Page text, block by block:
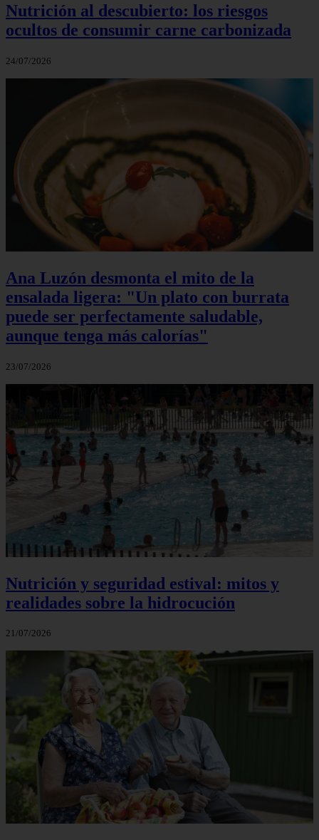
Nutrición al descubierto: los riesgos
ocultos de consumir carne carbonizada
24/07/2026
Ana Luzón desmonta el mito de la
ensalada ligera: "Un plato con burrata
puede ser perfectamente saludable,
aunque tenga más calorías"
23/07/2026
Nutrición y seguridad estival: mitos y
realidades sobre la hidrocución
21/07/2026